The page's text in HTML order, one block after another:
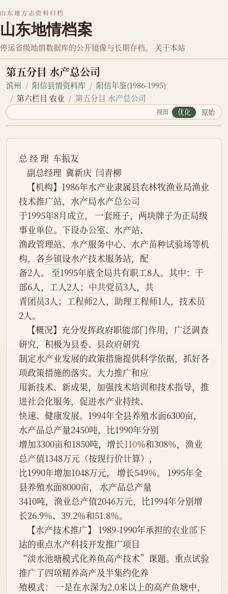
山东地方志资料归档
山东地情档案
停运省级地情数据库的公开镜像与长期存档。 关于本站
第五分目 水产总公司
滨州 阳信县情资料库
阳信年鉴(1986-1995)
第六栏目 农业
第五分目 水产总公司
视图 优化 原始
总 经 理  车振友
    副总经理  冀新庆  闫青柳
技术推广站，水产局水产总公司
于1995年8月成立， 一套班子，两块牌子为正局级
事业单位。下设办公室、水产站、
渔政管理站、水产服务中心、水产苗种试验场等机
构，各乡镇设水产技术服务站，配
备2人。 至1995年底全局共有职工8人。其中：干
部6人，工人2人； 中共党员3人，共
青团员3人；工程师2人，助理工程师1人，技术员
2人。
研究，积极为县委、 县政府研究
制定水产业发展的政策措施提供科学依据，抓好各
项政策措施的落实。大力推广和应
用新技术、新成果，加强技术培训和技术指导，推
进社会化服务，促进水产业持续、
快速、健康发展。1994年全县养殖水面6300亩，
水产品总产量2450吨，比1990年分别
增加3300亩和1850吨，增长110％和308％，渔业
总产值1348万元（按现行价计算），
比1990年增加1048万元， 增长549％。 1995年全
县养殖水面8000亩， 水产品总产量
3410吨，渔业总产值2046万元，比1994年分别增
长26.9％、39.2％和51.8％。
    【水产技术推广】 1989-1990年承担的
农业部下
达的重点水产科技开发推广项目
“淡水池塘模式化养鱼高产技术”课题。重点试验
推广了四项精养高产及半集约化养
殖模式： 一是在水深为2.0米以上的高产鱼塘中，